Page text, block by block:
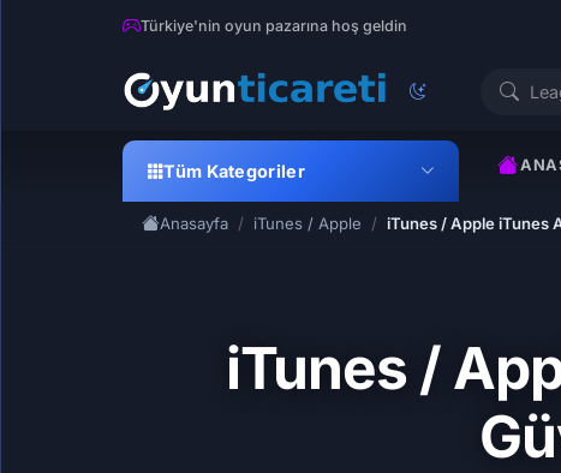
Türkiye'nin oyun pazarına hoş geldin
Tüm Kategoriler
Anasayfa iTunes / Apple iTunes / Apple iTunes
iTunes /